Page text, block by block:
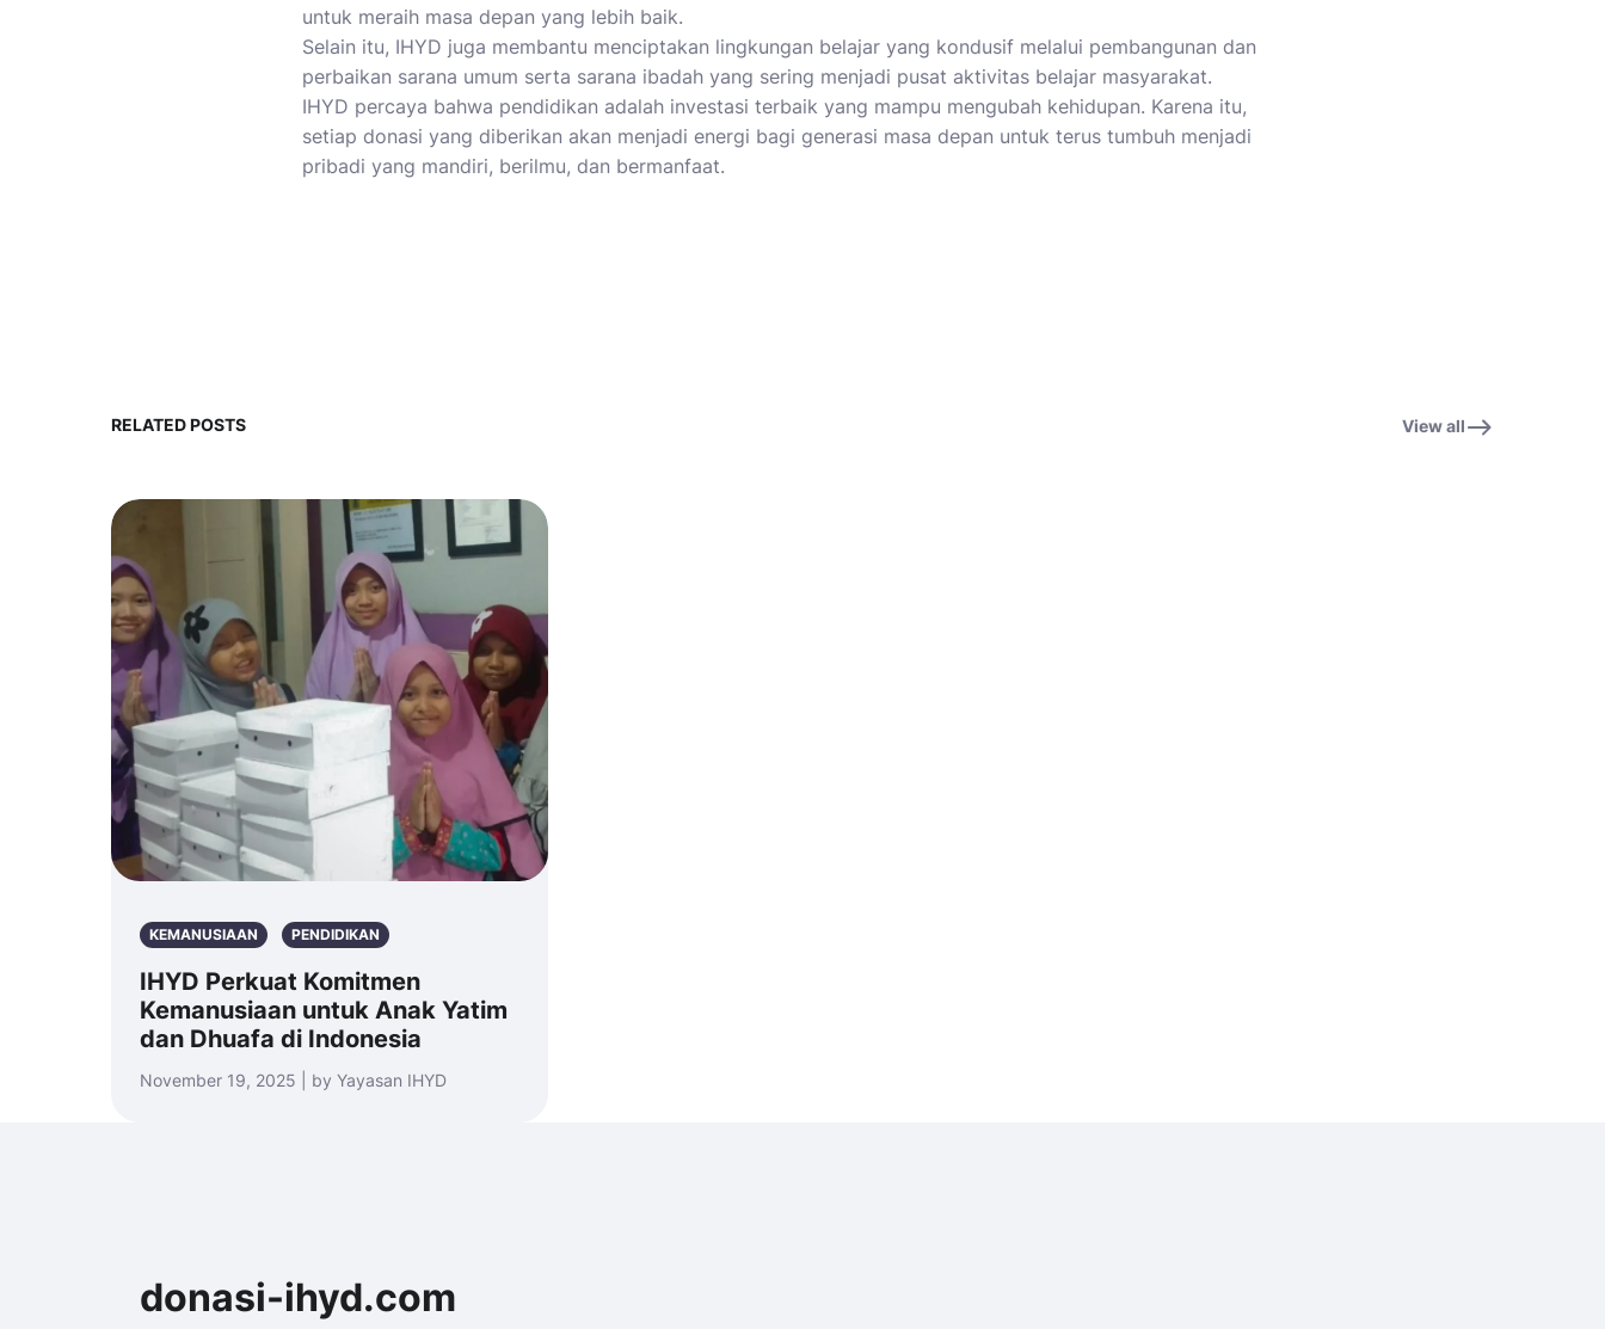
untuk meraih masa depan yang lebih baik.
Selain itu, IHYD juga membantu menciptakan lingkungan belajar yang kondusif melalui pembangunan dan
perbaikan sarana umum serta sarana ibadah yang sering menjadi pusat aktivitas belajar masyarakat.
IHYD percaya bahwa pendidikan adalah investasi terbaik yang mampu mengubah kehidupan. Karena itu,
setiap donasi yang diberikan akan menjadi energi bagi generasi masa depan untuk terus tumbuh menjadi
pribadi yang mandiri, berilmu, dan bermanfaat.
RELATED POSTS View all
KEMANUSIAAN PENDIDIKAN
IHYD Perkuat Komitmen
Kemanusiaan untuk Anak Yatim
dan Dhuafa di Indonesia
November 19, 2025 | by Yayasan IHYD
donasi-ihyd.com